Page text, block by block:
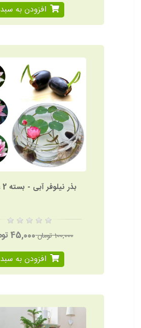
افزودن به سبد
بذر نیلوفر آبی - بسته 2 عددی
100,000 تومان
45,000 تومان
افزودن به سبد